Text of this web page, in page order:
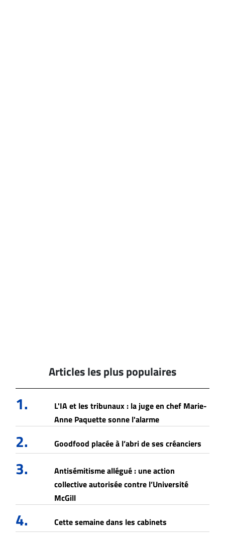
Articles les plus populaires
1.
L'IA et les tribunaux : la juge en chef Marie-
Anne Paquette sonne l'alarme
2. Goodfood placée à l’abri de ses créanciers
3.
Antisémitisme allégué : une action
collective autorisée contre l’Université
McGill
4. Cette semaine dans les cabinets